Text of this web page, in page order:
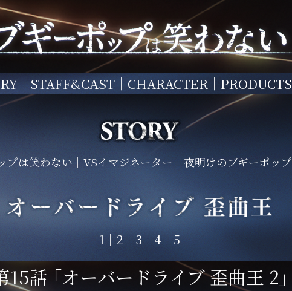
STAFF&CAST CHARACTER PRODUCTS
プは笑わない VSイマジネーター 夜明けのブギーポップ
1 2 3 4 5
15話 「オーバードライブ 歪曲王 2」